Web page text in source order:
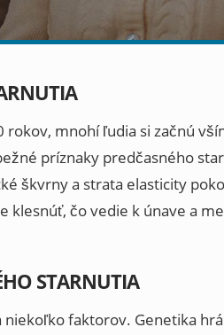
rokov, mnohí ľudia si začnú
príznaky predčasného
škvrny a strata elasticity
klesnúť, čo vedie k únave a
STARNUTIA
faktorov. Genetika